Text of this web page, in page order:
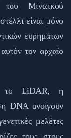
του Μινωικού
είναι μόνο
ευρημάτων
τον αρχαίο
το LiDAR, η
DNA ανοίγουν
μελέτες
τους στους